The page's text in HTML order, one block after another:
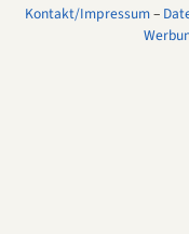
Kontakt/Impressum–